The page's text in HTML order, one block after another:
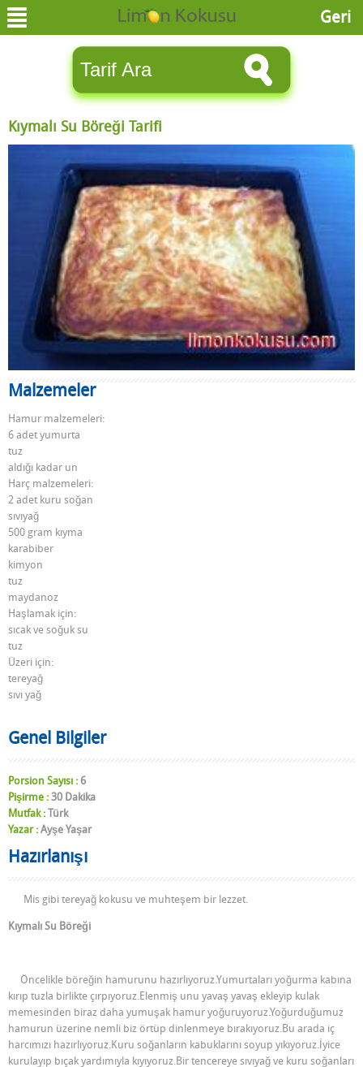
Geri
Kıymalı Su Böreği Tarifi
Malzemeler
Hamur malzemeleri:
6 adet yumurta
tuz
aldığı kadar un
Harç malzemeleri:
2 adet kuru soğan
sıvıyağ
500 gram kıyma
karabiber
kimyon
tuz
maydanoz
Haşlamak için:
sıcak ve soğuk su
tuz
Üzeri için:
tereyağ
sıvı yağ
Genel Bilgiler
Porsion Sayısı : 6
Pişirme : 30 Dakika
Mutfak : Türk
Yazar : Ayşe Yaşar
Hazırlanışı
Mis gibi tereyağ kokusu ve muhteşem bir lezzet.
Kıymalı Su Böreği
Öncelikle böreğin hamurunu hazırlıyoruz.Yumurtaları yoğurma kabına
kırıp tuzla birlikte çırpıyoruz.Elenmiş unu yavaş yavaş ekleyip kulak
memesinden biraz daha yumuşak hamur yoğuruyoruz.Yoğurduğumuz
hamurun üzerine nemli biz örtüp dinlenmeye bırakıyoruz.Bu arada iç
harcımızı hazırlıyoruz.Kuru soğanların kabuklarını soyup yıkıyoruz.İyice
kurulayıp bıçak yardımıyla kıyıyoruz.Bir tencereye sıvıyağ ve kuru soğanları